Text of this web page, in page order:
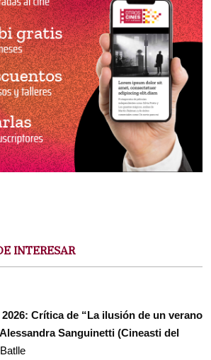
INTERESAR
Crítica de “La ilusión de un verano
Sanguinetti (Cineasti del